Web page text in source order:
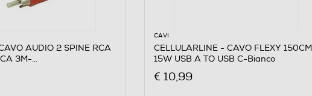
AUDIO 2 SPINE RCA
3M-
CAVI
CELLULARLINE - CAVO FLEXY 150CM
15W USB A TO USB C-Bianco
€ 10,99